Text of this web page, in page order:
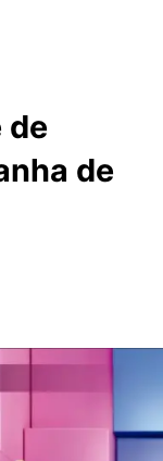
de
de